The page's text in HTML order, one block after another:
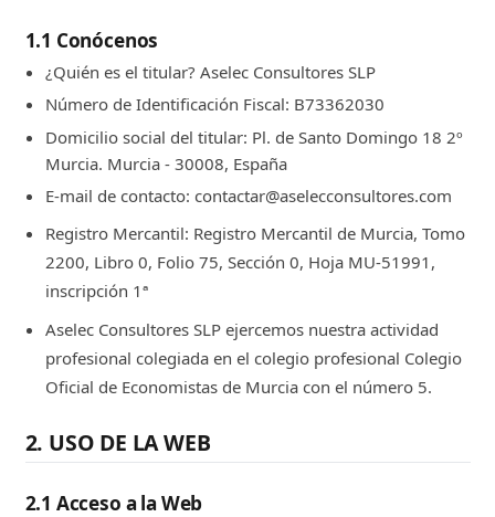
1.1 Conócenos
¿Quién es el titular? Aselec Consultores SLP
Número de Identificación Fiscal: B73362030
Domicilio social del titular: Pl. de Santo Domingo 18 2º
Murcia. Murcia - 30008, España
E-mail de contacto: contactar@aselecconsultores.com
Registro Mercantil: Registro Mercantil de Murcia, Tomo
2200, Libro 0, Folio 75, Sección 0, Hoja MU-51991,
inscripción 1ª
Aselec Consultores SLP ejercemos nuestra actividad
profesional colegiada en el colegio profesional Colegio
Oficial de Economistas de Murcia con el número 5.
2. USO DE LA WEB
2.1 Acceso a la Web